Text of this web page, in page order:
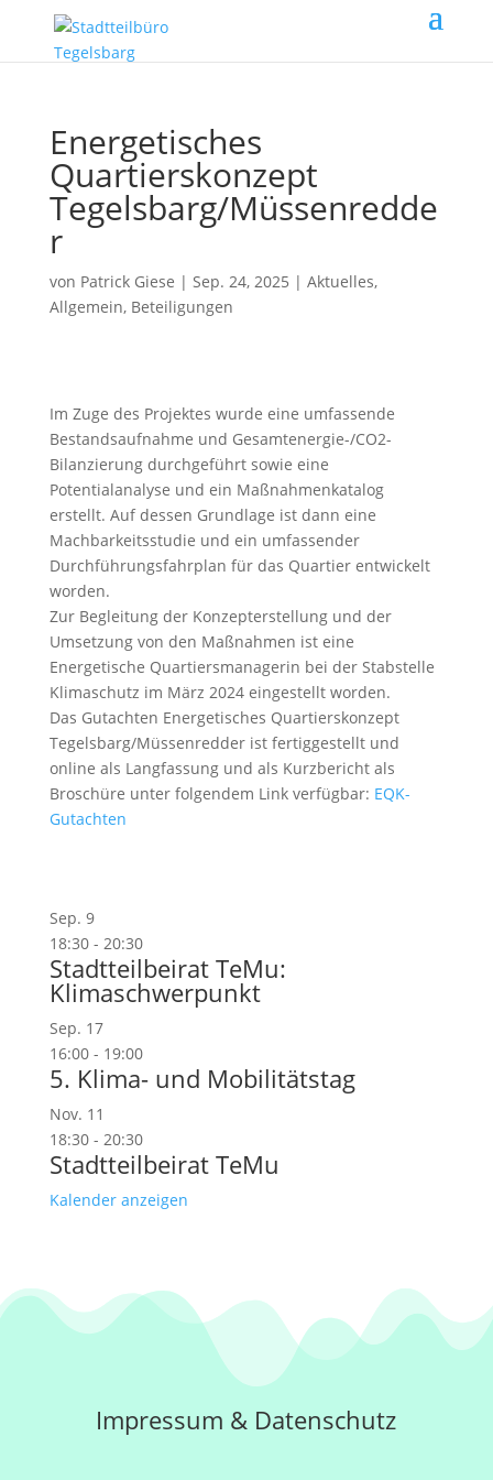
Energetisches
Quartierskonzept
Tegelsbarg/Müssenredde
r
von Patrick Giese | Sep. 24, 2025 | Aktuelles,
Allgemein, Beteiligungen
Im Zuge des Projektes wurde eine umfassende
Bestandsaufnahme und Gesamtenergie-/CO2-
Bilanzierung durchgeführt sowie eine
Potentialanalyse und ein Maßnahmenkatalog
erstellt. Auf dessen Grundlage ist dann eine
Machbarkeitsstudie und ein umfassender
Durchführungsfahrplan für das Quartier entwickelt
worden.
Zur Begleitung der Konzepterstellung und der
Umsetzung von den Maßnahmen ist eine
Energetische Quartiersmanagerin bei der Stabstelle
Klimaschutz im März 2024 eingestellt worden.
Das Gutachten Energetisches Quartierskonzept
Tegelsbarg/Müssenredder ist fertiggestellt und
online als Langfassung und als Kurzbericht als
Broschüre unter folgendem Link verfügbar: EQK-
Gutachten
Sep. 9
18:30- 20:30
Stadtteilbeirat TeMu:
Klimaschwerpunkt
Sep. 17
16:00- 19:00
5. Klima- und Mobilitätstag
Nov. 11
18:30- 20:30
Stadtteilbeirat TeMu
Kalender anzeigen
Impressum & Datenschutz